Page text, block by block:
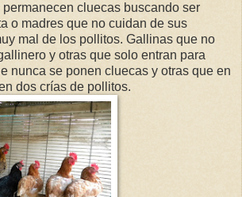
cluecas buscando ser
o madres que no cuidan de sus
mal de los pollitos. Gallinas que no
y otras que solo entran para
nunca se ponen cluecas y otras que en
dos crías de pollitos.